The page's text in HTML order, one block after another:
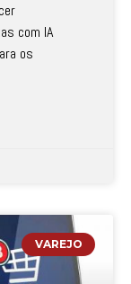
com IA
os
VAREJO